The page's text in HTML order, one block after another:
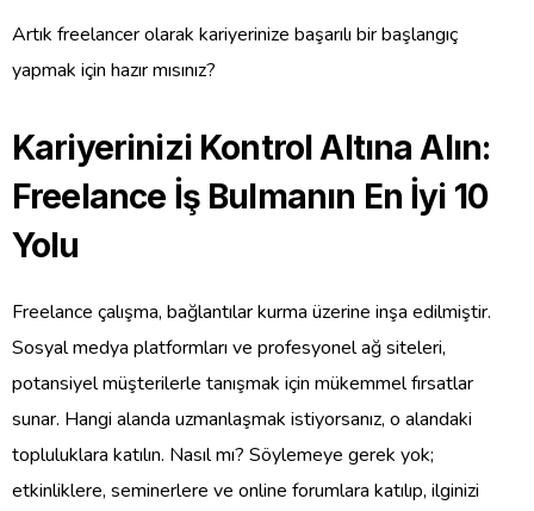
Artık freelancer olarak kariyerinize başarılı bir başlangıç
yapmak için hazır mısınız?
Kariyerinizi Kontrol Altına Alın:
Freelance İş Bulmanın En İyi 10
Yolu
Freelance çalışma, bağlantılar kurma üzerine inşa edilmiştir.
Sosyal medya platformları ve profesyonel ağ siteleri,
potansiyel müşterilerle tanışmak için mükemmel fırsatlar
sunar. Hangi alanda uzmanlaşmak istiyorsanız, o alandaki
topluluklara katılın. Nasıl mı? Söylemeye gerek yok;
etkinliklere, seminerlere ve online forumlara katılıp, ilginizi